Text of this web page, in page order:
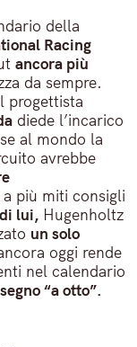
della
Racing
ancora più
da sempre.
progettista
diede l’incarico
al mondo la
avrebbe
più miti consigli
lui, Hugenholtz
un solo
oggi rende
nel calendario
“a otto”.